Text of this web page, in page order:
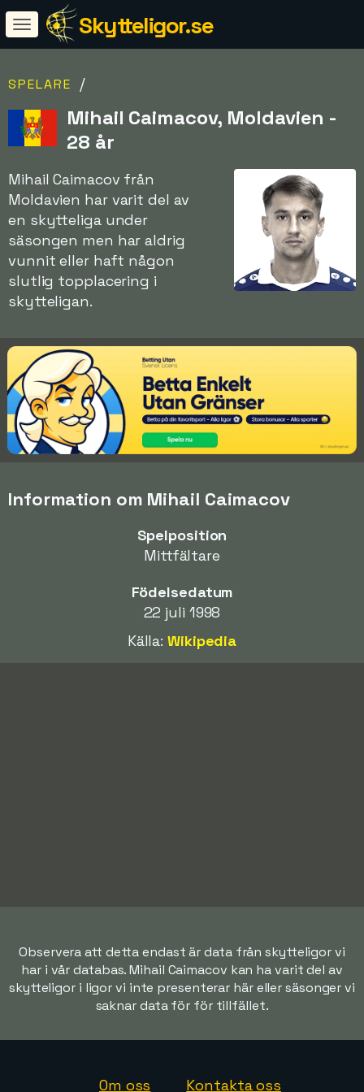
Skytteligor.se
SPELARE /
Mihail Caimacov, Moldavien -
28 år
Mihail Caimacov från
Moldavien har varit del av
en skytteliga under
säsongen men har aldrig
vunnit eller haft någon
slutlig topplacering i
skytteligan.
Information om Mihail Caimacov
Spelposition
Mittfältare
Födelsedatum
22 juli 1998
Källa:Wikipedia
Observera att detta endast är data från skytteligor vi
har i vår databas. Mihail Caimacov kan ha varit del av
skytteligor i ligor vi inte presenterar här eller säsonger vi
saknar data för för tillfället.
Om oss Kontakta oss